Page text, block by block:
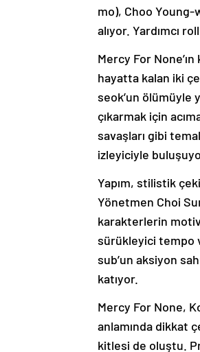
mo), Choo Young-
alıyor. Yardımcı
Mercy For
hayatta kalan iki
seok’un ölümüyle
çıkarmak için
savaşları gibi
izleyiciyle
Yapım, stilistik
Yönetmen Choi
karakterlerin
sürükleyici tempo
sub’un aksiyon
katıyor.
Mercy For None,
anlamında dikkat
kitlesi de oluştu.